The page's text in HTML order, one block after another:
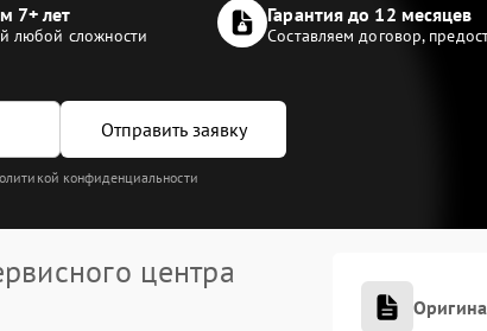
7+ лет
любой сложности
Гарантия до 12 месяцев
Составляем договор,
Отправить заявку
конфиденциальности
центра